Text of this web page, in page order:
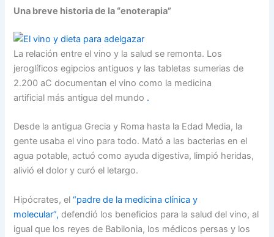
Una breve historia de la “enoterapia”
La relación entre el vino y la salud se remonta. Los
jeroglíficos egipcios antiguos y las tabletas sumerias de
2.200 aC documentan el vino como la medicina
artificial más antigua del mundo .
Desde la antigua Grecia y Roma hasta la Edad Media, la
gente usaba el vino para todo. Mató a las bacterias en el
agua potable, actuó como ayuda digestiva, limpió heridas,
alivió el dolor y curó el letargo.
Hipócrates, el“padre de la medicina clínica y
molecular”, defendió los beneficios para la salud del vino, al
igual que los reyes de Babilonia, los médicos persas y los